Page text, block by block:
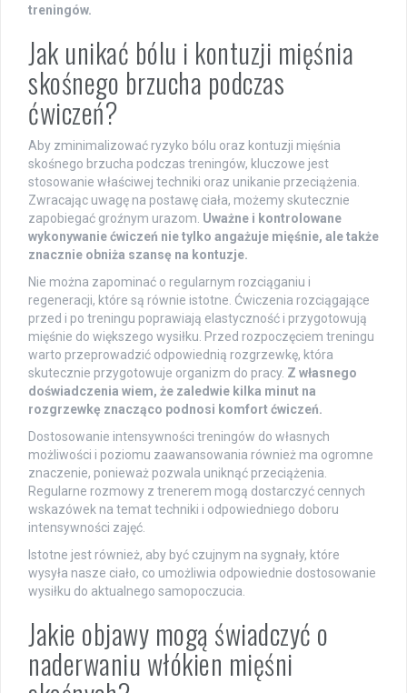
treningów.
Jak unikać bólu i kontuzji mięśnia
skośnego brzucha podczas
ćwiczeń?
Aby zminimalizować ryzyko bólu oraz kontuzji mięśnia
skośnego brzucha podczas treningów, kluczowe jest
stosowanie właściwej techniki oraz unikanie przeciążenia.
Zwracając uwagę na postawę ciała, możemy skutecznie
zapobiegać groźnym urazom. Uważne i kontrolowane
wykonywanie ćwiczeń nie tylko angażuje mięśnie, ale także
znacznie obniża szansę na kontuzje.
Nie można zapominać o regularnym rozciąganiu i
regeneracji, które są równie istotne. Ćwiczenia rozciągające
przed i po treningu poprawiają elastyczność i przygotowują
mięśnie do większego wysiłku. Przed rozpoczęciem treningu
warto przeprowadzić odpowiednią rozgrzewkę, która
skutecznie przygotowuje organizm do pracy. Z własnego
doświadczenia wiem, że zaledwie kilka minut na
rozgrzewkę znacząco podnosi komfort ćwiczeń.
Dostosowanie intensywności treningów do własnych
możliwości i poziomu zaawansowania również ma ogromne
znaczenie, ponieważ pozwala uniknąć przeciążenia.
Regularne rozmowy z trenerem mogą dostarczyć cennych
wskazówek na temat techniki i odpowiedniego doboru
intensywności zajęć.
Istotne jest również, aby być czujnym na sygnały, które
wysyła nasze ciało, co umożliwia odpowiednie dostosowanie
wysiłku do aktualnego samopoczucia.
Jakie objawy mogą świadczyć o
naderwaniu włókien mięśni